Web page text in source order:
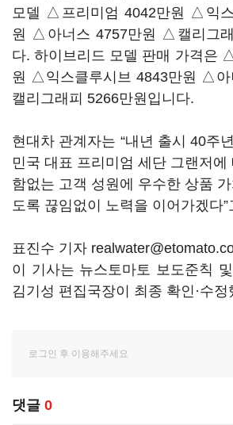
모델 △프리미엄 4042만원 △익
원 △아너스 4757만원 △캘리그래
다. 하이브리드 모델 판매 가격은
원 △익스클루시브 4843만원 △
캘리그래피 5266만원입니다.
현대차 관계자는 “내년 출시 40주
민국 대표 프리미엄 세단 그랜저에
함없는 고객 성원에 우수한 상품
도록 끊임없이 노력을 이어가겠다
표진수 기자
이 기사는 뉴스토마토 보도준칙
김기성 편집국장이 최종 확인·수정
댓글 0